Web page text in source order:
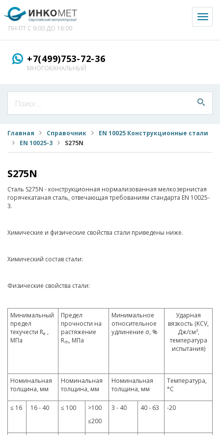
ПН-ПТ С 9:00 ДО 18:00
+7(499)753-72-36
МНОГОКАНАЛЬНЫЙ
Главная Справочник
EN 10025 Конструкционные стали
EN 10025-3
S275N
S275N
Сталь S275N - конструкционная нормализованная мелкозернистая
горячекатаная сталь, отвечающая требованиям стандарта EN 10025-
3.
Химические и физические свойства стали приведены ниже.
Химический состав стали:
Физические свойства стали:
Минимальный
предел
текучести Re ,
МПа
Предел
прочности на
растяжение
Rm, МПа
Минимальное
относительное
удлинение σ, %
Ударная
вязкость (KCV,
Дж/см²,
температура
испытания)
Номинальная
толщина, мм
Номинальная
толщина, мм
Номинальная
толщина, мм
Температура,
°C
≤ 16 16 - 40 ≤ 100
>100
≤200
3 - 40 40 - 63 -20